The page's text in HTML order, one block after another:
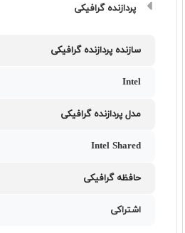
پردازنده گرافیکی
سازنده پردازنده گرافیکی
Intel
مدل پردازنده گرافیکی
Intel Shared
حافظه گرافیکی
اشتراکی